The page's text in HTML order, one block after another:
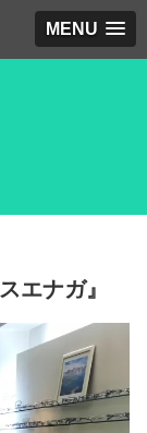
MENU
エナガ』